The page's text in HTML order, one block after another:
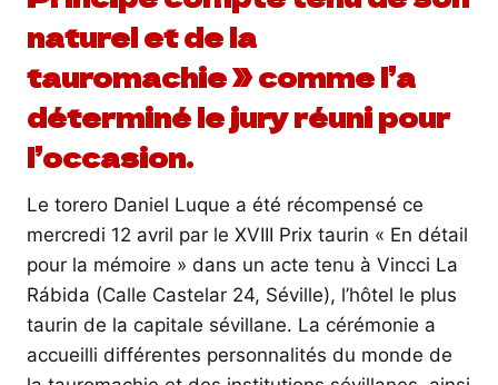
naturel et de la
tauromachie » comme l’a
déterminé le jury réuni pour
l’occasion.
Le torero Daniel Luque a été récompensé ce
mercredi 12 avril par le XVIII Prix taurin « En détail
pour la mémoire » dans un acte tenu à Vincci La
Rábida (Calle Castelar 24, Séville), l’hôtel le plus
taurin de la capitale sévillane. La cérémonie a
accueilli différentes personnalités du monde de